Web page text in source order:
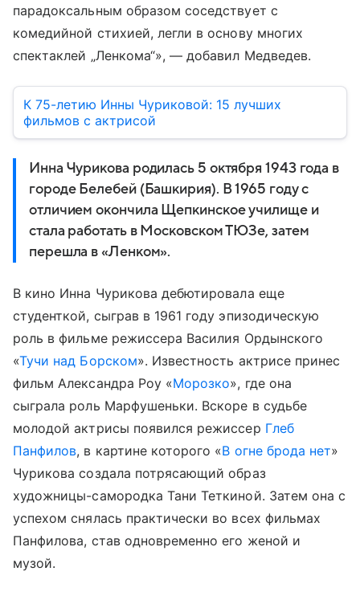
парадоксальным образом соседствует с
комедийной стихией, легли в основу многих
спектаклей „Ленкома“», — добавил Медведев.
К 75-летию Инны Чуриковой: 15 лучших
фильмов с актрисой
Инна Чурикова родилась 5 октября 1943 года в
городе Белебей (Башкирия). В 1965 году с
отличием окончила Щепкинское училище и
стала работать в Московском ТЮЗе, затем
перешла в «Ленком».
В кино Инна Чурикова дебютировала еще
студенткой, сыграв в 1961 году эпизодическую
роль в фильме режиссера Василия Ордынского
«Тучи над Борском». Известность актрисе принес
фильм Александра Роу «Морозко», где она
сыграла роль Марфушеньки. Вскоре в судьбе
молодой актрисы появился режиссер Глеб
Панфилов, в картине которого «В огне брода нет»
Чурикова создала потрясающий образ
художницы-самородка Тани Теткиной. Затем она с
успехом снялась практически во всех фильмах
Панфилова, став одновременно его женой и
музой.